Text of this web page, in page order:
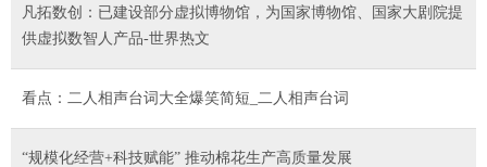
凡拓数创：已建设部分虚拟博物馆，为国家博物馆、国家大剧院提
供虚拟数智人产品-世界热文
看点：二人相声台词大全爆笑简短_二人相声台词
“规模化经营+科技赋能” 推动棉花生产高质量发展